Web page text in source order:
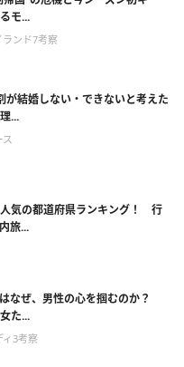
モ...
ランド7考察
が結婚しない・できないと考えた
...
ス
気の都道府県ランキング！ 行
旅...
なぜ、男性の心を掴むのか？
た...
ィ3考察